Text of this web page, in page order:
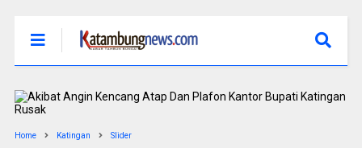
Home Katingan Slider